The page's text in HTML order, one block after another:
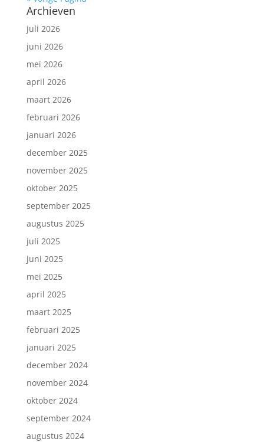
Archieven
juli 2026
juni 2026
mei 2026
april 2026
maart 2026
februari 2026
januari 2026
december 2025
november 2025
oktober 2025
september 2025
augustus 2025
juli 2025
juni 2025
mei 2025
april 2025
maart 2025
februari 2025
januari 2025
december 2024
november 2024
oktober 2024
september 2024
augustus 2024